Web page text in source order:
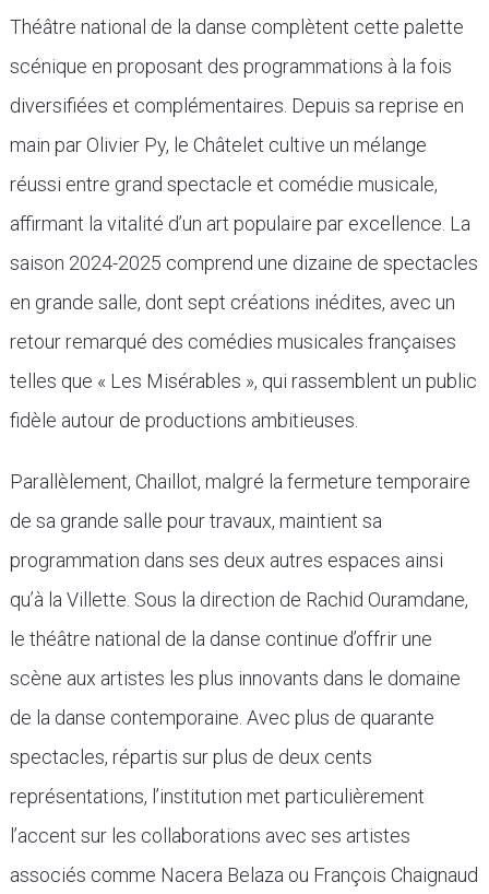
Théâtre national de la danse complètent cette palette
scénique en proposant des programmations à la fois
diversifiées et complémentaires. Depuis sa reprise en
main par Olivier Py, le Châtelet cultive un mélange
réussi entre grand spectacle et comédie musicale,
affirmant la vitalité d’un art populaire par excellence. La
saison 2024-2025 comprend une dizaine de spectacles
en grande salle, dont sept créations inédites, avec un
retour remarqué des comédies musicales françaises
telles que « Les Misérables », qui rassemblent un public
fidèle autour de productions ambitieuses.
Parallèlement, Chaillot, malgré la fermeture temporaire
de sa grande salle pour travaux, maintient sa
programmation dans ses deux autres espaces ainsi
qu’à la Villette. Sous la direction de Rachid Ouramdane,
le théâtre national de la danse continue d’offrir une
scène aux artistes les plus innovants dans le domaine
de la danse contemporaine. Avec plus de quarante
spectacles, répartis sur plus de deux cents
représentations, l’institution met particulièrement
l’accent sur les collaborations avec ses artistes
associés comme Nacera Belaza ou François Chaignaud